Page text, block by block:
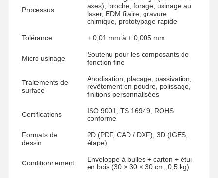
Processus
axes), broche, forage, usinage au
laser, EDM filaire, gravure
chimique, prototypage rapide
Tolérance ± 0,01 mm à ± 0,005 mm
Micro usinage
Soutenu pour les composants de
fonction fine
Traitements de
surface
Anodisation, placage, passivation,
revêtement en poudre, polissage,
finitions personnalisées
Certifications
ISO 9001, TS 16949, ROHS
conforme
Formats de
dessin
2D (PDF, CAD / DXF), 3D (IGES,
étape)
Conditionnement
Enveloppe à bulles + carton + étui
en bois (30 × 30 × 30 cm, 0,5 kg)